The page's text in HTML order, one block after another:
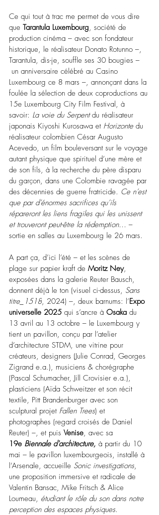
Ce qui tout à trac me permet de vous dire
que Tarantula Luxembourg, société de
production cinéma – avec son fondateur
historique, le réalisateur Donato Rotunno –,
Tarantula, dis-je, souffle ses 30 bougies –
un anniversaire célébré au Casino
Luxembourg ce 8 mars –, annonçant dans la
foulée la sélection de deux coproductions au
15e Luxembourg City Film Festival, à
savoir: La voie du Serpent du réalisateur
japonais Kiyoshi Kurosawa et Horizonte du
réalisateur colombien César Augusto
Acevedo, un film bouleversant sur le voyage
autant physique que spirituel d’une mère et
de son fils, à la recherche du père disparu
du garçon, dans une Colombie ravagée par
des décennies de guerre fratricide. Ce n’est
que par d’énormes sacrifices qu’ils
répareront les liens fragiles qui les unissent
et trouveront peut-être la rédemption… –
sortie en salles au Luxembourg le 26 mars.
A part ça, d’ici l’été – et les scènes de
plage sur papier kraft de Moritz Ney,
exposées dans la galerie Reuter Bausch,
donnent déjà le ton (visuel ci-dessus, Sans
titre_1518, 2024) –, deux barnums: l’Expo
universelle 2025 qui s’ancre à Osaka du
13 avril au 13 octobre – le Luxembourg y
tient un pavillon, conçu par l’atelier
d’architecture STDM, une vitrine pour
créateurs, designers (Julie Conrad, Georges
Zigrand e.a.), musiciens & chorégraphe
(Pascal Schumacher, Jill Crovisier e.a.),
plasticiens (Aïda Schweitzer et son récit
textile, Pitt Brandenburger avec son
sculptural projet Fallen Trees) et
photographes (regard croisés de Daniel
Reuter) –, et puis Venise, avec sa
19e Biennale d'architecture, à partir du 10
mai – le pavillon luxembourgeois, installé à
l’Arsenale, accueille Sonic investigations,
une proposition immersive et radicale de
Valentin Bansac, Mike Fritsch & Alice
Loumeau, étudiant le rôle du son dans notre
perception des espaces physiques.